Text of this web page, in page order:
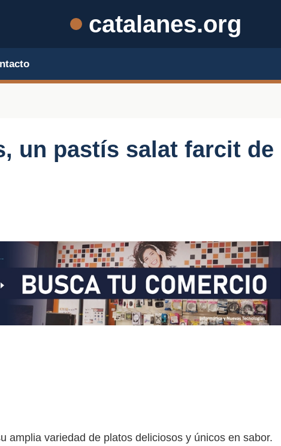
catalanes.org
un pastís salat farcit de
amplia variedad de platos deliciosos y únicos en sabor.